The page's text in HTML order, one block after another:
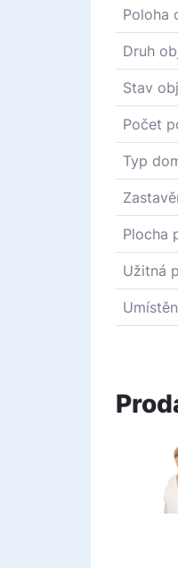
Poloha
Druh
Stav
Počet
Typ
Plocha
Užitná